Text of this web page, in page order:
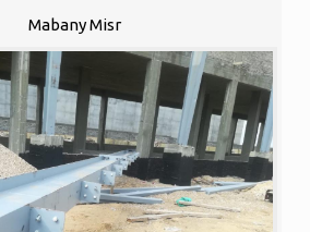
Mabany Misr